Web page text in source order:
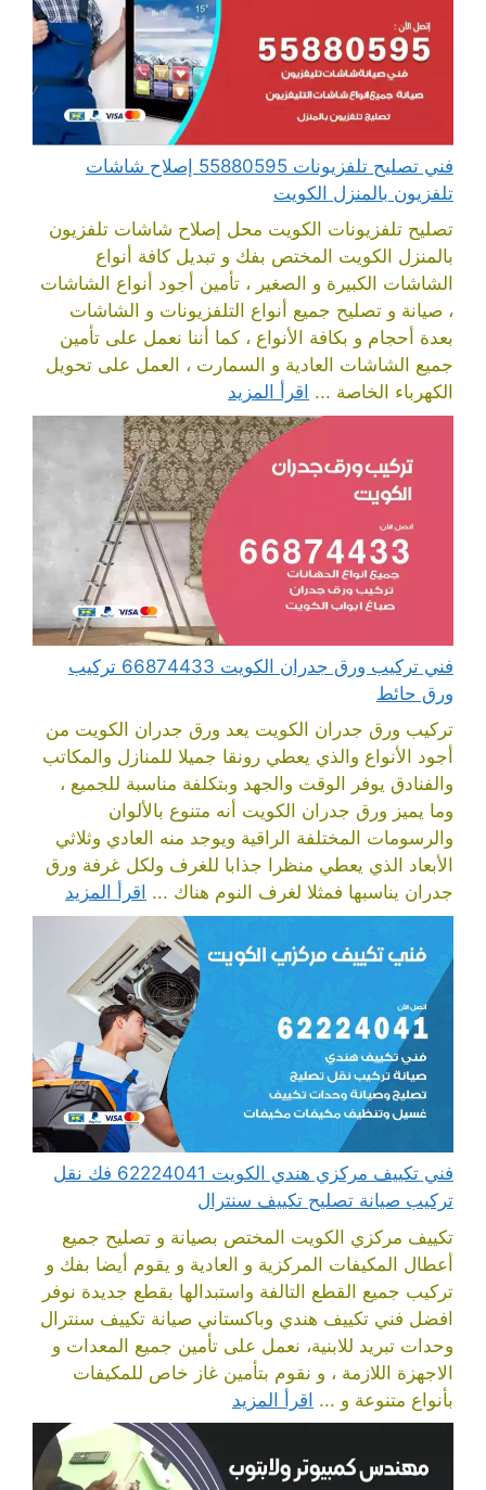
فني تصليح تلفزيونات 55880595 إصلاح شاشات
تلفزيون بالمنزل الكويت
تصليح تلفزيونات الكويت محل إصلاح شاشات تلفزيون
بالمنزل الكويت المختص بفك و تبديل كافة أنواع
الشاشات الكبيرة و الصغير ، تأمين أجود أنواع الشاشات
، صيانة و تصليح جميع أنواع التلفزيونات و الشاشات
بعدة أحجام و بكافة الأنواع ، كما أننا نعمل على تأمين
جميع الشاشات العادية و السمارت ، العمل على تحويل
الكهرباء الخاصة ... اقرأ المزيد
فني تركيب ورق جدران الكويت 66874433 تركيب
ورق حائط
تركيب ورق جدران الكويت يعد ورق جدران الكويت من
أجود الأنواع والذي يعطي رونقا جميلا للمنازل والمكاتب
والفنادق يوفر الوقت والجهد وبتكلفة مناسبة للجميع ،
وما يميز ورق جدران الكويت أنه متنوع بالألوان
والرسومات المختلفة الراقية ويوجد منه العادي وثلاثي
الأبعاد الذي يعطي منظرا جذابا للغرف ولكل غرفة ورق
جدران يناسبها فمثلا لغرف النوم هناك ... اقرأ المزيد
فني تكييف مركزي هندي الكويت 62224041 فك نقل
تركيب صيانة تصليح تكييف سنترال
تكييف مركزي الكويت المختص بصيانة و تصليح جميع
أعطال المكيفات المركزية و العادية و يقوم أيضا بفك و
تركيب جميع القطع التالفة واستبدالها بقطع جديدة نوفر
افضل فني تكييف هندي وباكستاني صيانة تكييف سنترال
وحدات تبريد للابنية، نعمل على تأمين جميع المعدات و
الاجهزة اللازمة ، و نقوم بتأمين غاز خاص للمكيفات
بأنواع متنوعة و ... اقرأ المزيد